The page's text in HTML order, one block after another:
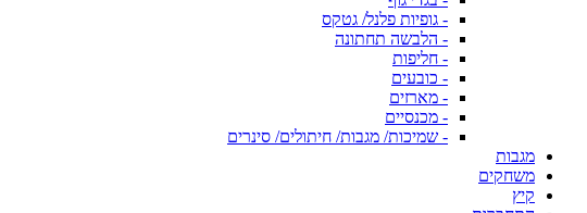
- גופיות פלנל/ גטקס
- הלבשה תחתונה
- חליפות
- כובעים
- מארזים
- מכנסיים
- שמיכות/ מגבות/ חיתולים/ סינרים
מגבות
משחקים
קיץ